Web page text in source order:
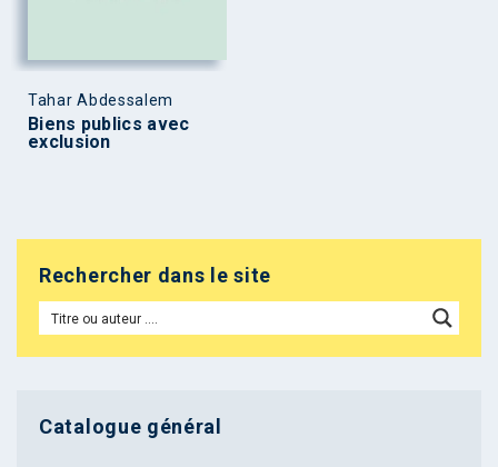
Tahar Abdessalem
Biens publics avec
exclusion
Rechercher dans le site
Catalogue général